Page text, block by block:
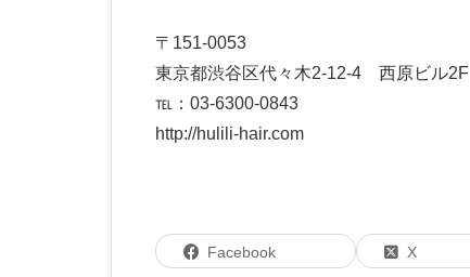
〒151-0053
東京都渋谷区代々木2-12-4 西原ビル2F
℡：03-6300-0843
http://hulili-hair.com
Facebook X